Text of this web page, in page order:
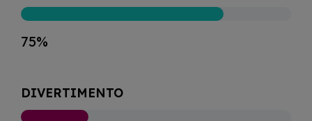
75%
DIVERTIMENTO